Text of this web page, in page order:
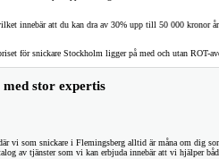
innebär att du kan dra av 30% upp till 50 000 kronor
för snickare Stockholm ligger på med och utan ROT-
stor expertis
vi som snickare i Flemingsberg alltid är måna om dig
av tjänster som vi kan erbjuda innebär att vi hjälper